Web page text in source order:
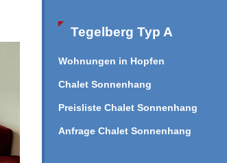
Tegelberg Typ A
Wohnungen in Hopfen
Chalet Sonnenhang
Preisliste Chalet Sonnenhang
Anfrage Chalet Sonnenhang